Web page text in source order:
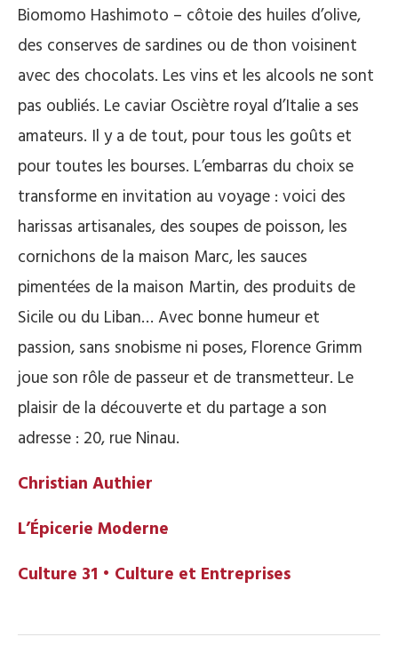
Biomomo Hashimoto – côtoie des huiles d’olive,
des conserves de sardines ou de thon voisinent
avec des chocolats. Les vins et les alcools ne sont
pas oubliés. Le caviar Osciètre royal d’Italie a ses
amateurs. Il y a de tout, pour tous les goûts et
pour toutes les bourses. L’embarras du choix se
transforme en invitation au voyage : voici des
harissas artisanales, des soupes de poisson, les
cornichons de la maison Marc, les sauces
pimentées de la maison Martin, des produits de
Sicile ou du Liban… Avec bonne humeur et
passion, sans snobisme ni poses, Florence Grimm
joue son rôle de passeur et de transmetteur. Le
plaisir de la découverte et du partage a son
adresse : 20, rue Ninau.
Christian Authier
L’Épicerie Moderne
Culture 31 • Culture et Entreprises